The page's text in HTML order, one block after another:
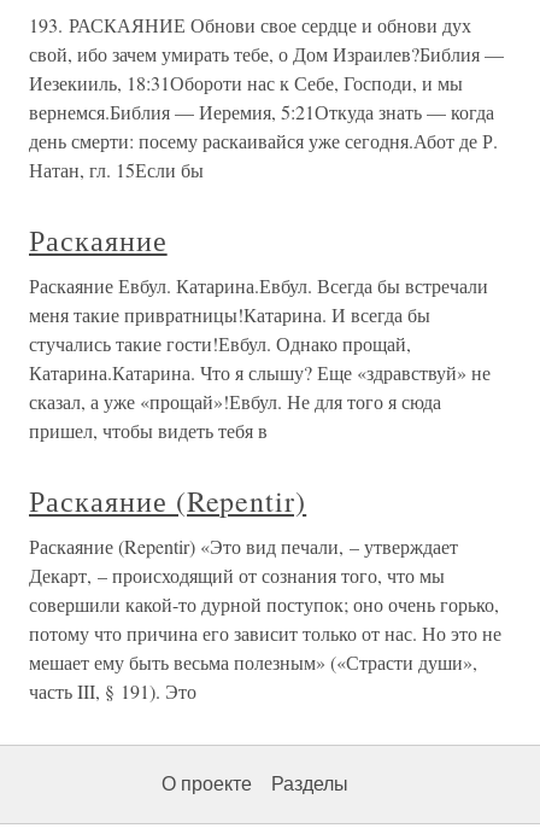
193. РАСКАЯНИЕ Обнови свое сердце и обнови дух
свой, ибо зачем умирать тебе, о Дом Израилев?Библия —
Иезекииль, 18:31Обороти нас к Себе, Господи, и мы
вернемся.Библия — Иеремия, 5:21Откуда знать — когда
день смерти: посему раскаивайся уже сегодня.Абот де Р.
Натан, гл. 15Если бы
Раскаяние
Раскаяние Евбул. Катарина.Евбул. Всегда бы встречали
меня такие привратницы!Катарина. И всегда бы
стучались такие гости!Евбул. Однако прощай,
Катарина.Катарина. Что я слышу? Еще «здравствуй» не
сказал, а уже «прощай»!Евбул. Не для того я сюда
пришел, чтобы видеть тебя в
Раскаяние (Repentir)
Раскаяние (Repentir) «Это вид печали, – утверждает
Декарт, – происходящий от сознания того, что мы
совершили какой-то дурной поступок; оно очень горько,
потому что причина его зависит только от нас. Но это не
мешает ему быть весьма полезным» («Страсти души»,
часть III, § 191). Это
О проекте Разделы